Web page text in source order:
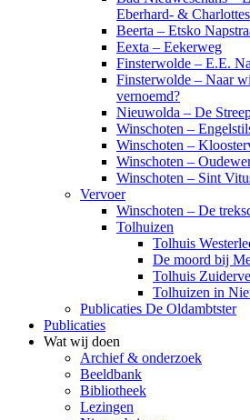
Eberhard- &
Beerta – Etsko
Eexta – Eekerweg
Finsterwolde – E.E.
Finsterwolde – Naar
vernoemd?
Nieuwolda – De
Winschoten –
Winschoten –
Winschoten –
Winschoten – Sint
Vervoer
Winschoten – De
Tolhuizen
Tolhuis
De moord bij
Tolhuis
Tolhuizen in
Publicaties De Oldambtster
Publicaties
Wat wij doen
Archief & onderzoek
Beeldbank
Bibliotheek
Lezingen